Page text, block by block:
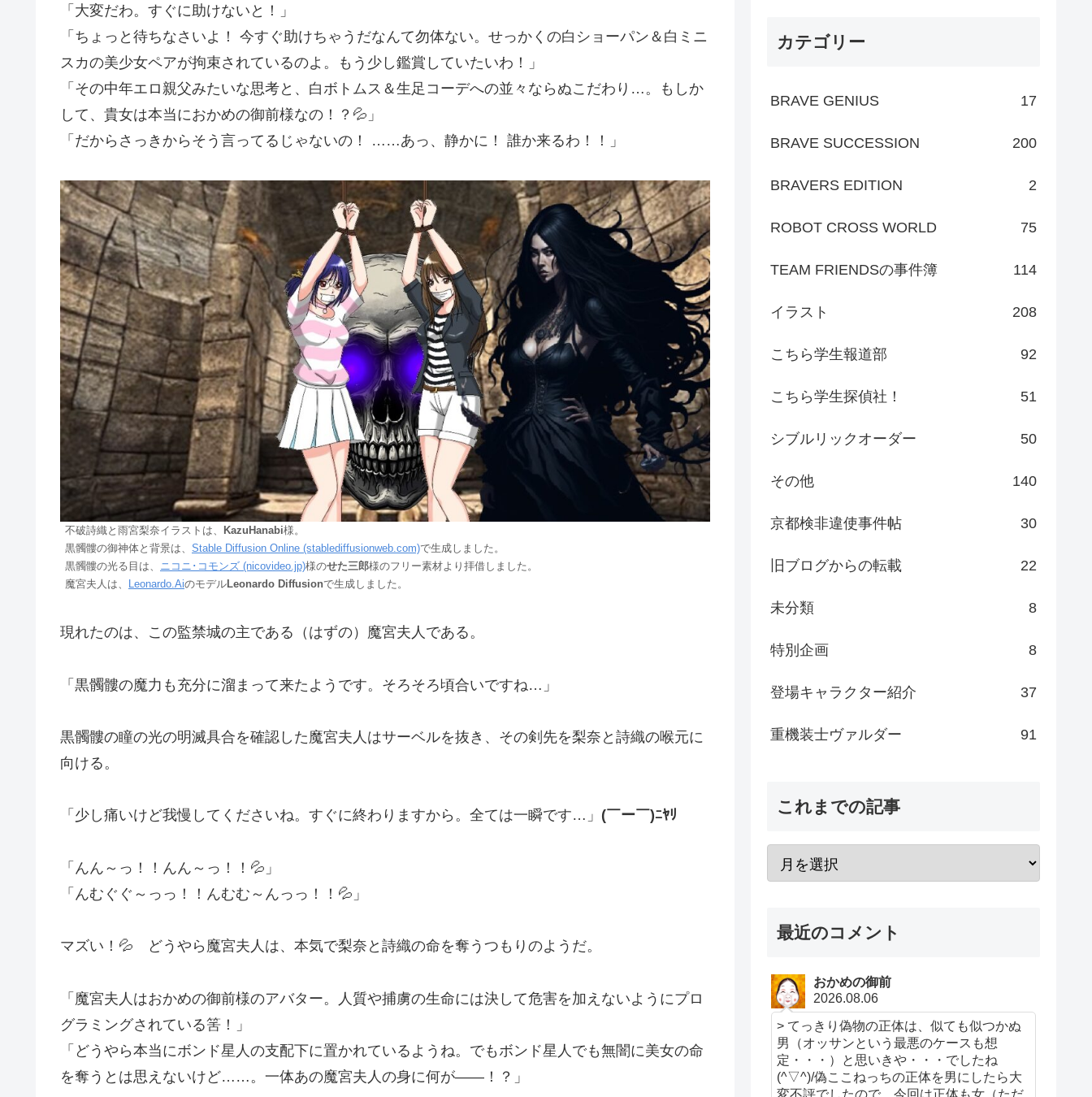
「大変だわ。すぐに助けないと！」
「ちょっと待ちなさいよ！ 今すぐ助けちゃうだなんて勿体ない。せっかくの白ショーパン＆白ミニ
スカの美少女ペアが拘束されているのよ。もう少し鑑賞していたいわ！」
「その中年エロ親父みたいな思考と、白ボトムス＆生足コーデへの並々ならぬこだわり…。もしか
して、貴女は本当におかめの御前様なの！？💦」
「だからさっきからそう言ってるじゃないの！ ……あっ、静かに！ 誰か来るわ！！」
不破詩織と雨宮梨奈イラストは、 KazuHanabi様。
黒髑髏の御神体と背景は、 Stable Diffusion Online (stablediffusionweb.com)で生成しました。
黒髑髏の光る目は、 ニコニ･コモンズ (nicovideo.jp)様のせた三郎様のフリー素材より拝借しました。
魔宮夫人は、
Leonardo.AiのモデルLeonardo Diffusionで生成しました。
現れたのは、この監禁城の主である（はずの）魔宮夫人である。
「黒髑髏の魔力も充分に溜まって来たようです。そろそろ頃合いですね…」
黒髑髏の瞳の光の明滅具合を確認した魔宮夫人はサーベルを抜き、その剣先を梨奈と詩織の喉元に
向ける。
「少し痛いけど我慢してくださいね。すぐに終わりますから。全ては一瞬です…」 (￣ー￣)ﾆﾔﾘ
「んん～っ！！んん～っ！！💦」
「んむぐぐ～っっ！！んむむ～んっっ！！💦」
マズい！💦 どうやら魔宮夫人は、本気で梨奈と詩織の命を奪うつもりのようだ。
「魔宮夫人はおかめの御前様のアバター。人質や捕虜の生命には決して危害を加えないようにプロ
グラミングされている筈！」
「どうやら本当にボンド星人の支配下に置かれているようね。でもボンド星人でも無闇に美女の命
を奪うとは思えないけど……。一体あの魔宮夫人の身に何が――！？」
カテゴリー
BRAVE GENIUS 17
BRAVE SUCCESSION 200
BRAVERS EDITION 2
ROBOT CROSS WORLD 75
TEAM FRIENDSの事件簿 114
イラスト 208
こちら学生報道部 92
こちら学生探偵社！ 51
シブルリックオーダー 50
その他 140
京都検非違使事件帖 30
旧ブログからの転載 22
未分類 8
特別企画 8
登場キャラクター紹介 37
重機装士ヴァルダー 91
これまでの記事
最近のコメント
おかめの御前
2026.08.06
> てっきり偽物の正体は、似ても似つかぬ
男（オッサンという最悪のケースも想
定・・・）と思いきや・・・でしたね
(^▽^)/偽ここねっちの正体を男にしたら大
変不評でしたので、今回は正体も女（ただ